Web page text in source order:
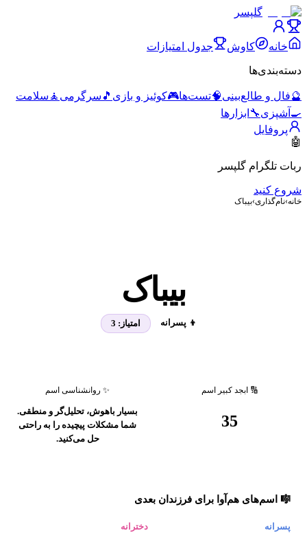
گلپسر
خانه کاوش جدول امتیازات
دسته‌بندی‌ها
🔮فال و طالع‌بینی🧠تست‌ها🎮کوئیز و بازی 🎵 سرگرمی 🧘 سلامت
🍳 آشپزی🔧 ابزارها
پروفایل
🤖
ربات تلگرام گلپسر
شروع کنید
خانه›نام‌گذاری›بیباک
بیباک
👦 پسرانه امتیاز: 3
🔢 ابجد کبیر اسم
35
✨ روانشناسی اسم
بسیار باهوش، تحلیل‌گر و منطقی.
شما مشکلات پیچیده را به راحتی
حل می‌کنید.
🎼 اسم‌های هم‌آوا برای فرزندان بعدی
پسرانه دخترانه